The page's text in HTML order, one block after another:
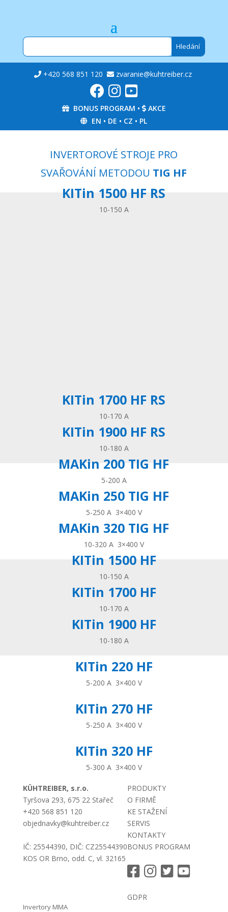
+420 568 851 120 zvaranie@kuhtreiber.cz
BONUS PROGRAM •
AKCE
EN • DE • CZ • PL
INVERTOROVÉ STROJE PRO
SVAŘOVÁNÍ METODOU TIG HF
KITin 1500 HF RS
10-150 A
KITin 1700 HF RS
10-170 A
KITin 1900 HF RS
10-180 A
MAKin 200 TIG HF
5-200 A
MAKin 250 TIG HF
5-250 A 3×400 V
MAKin 320 TIG HF
10-320 A 3×400 V
KITin 1500 HF
10-150 A
KITin 1700 HF
10-170 A
KITin 1900 HF
10-180 A
KITin 220 HF
5-200 A 3×400 V
KITin 270 HF
5-250 A 3×400 V
KITin 320 HF
5-300 A 3×400 V
KÜHTREIBER, s.r.o.
Tyršova 293, 675 22 Stařeč
+420 568 851 120
objednavky@kuhtreiber.cz
IČ: 25544390, DIČ: CZ25544390
KOS OR Brno, odd. C, vl. 32165
PRODUKTY
O FIRMĚ
KE STAŽENÍ
SERVIS
KONTAKTY
BONUS PROGRAM
GDPR
Invertory MMA